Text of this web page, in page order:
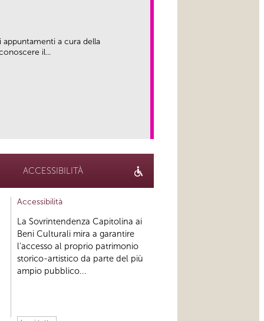
a cura della
il...
ACCESSIBILITÀ
Accessibilità
La Sovrintendenza Capitolina ai
Beni Culturali mira a garantire
l’accesso al proprio patrimonio
storico-artistico da parte del più
ampio pubblico...